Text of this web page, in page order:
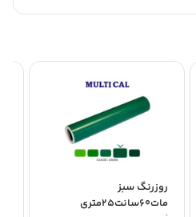
روزرنگ سبز
مات60سانت25متری